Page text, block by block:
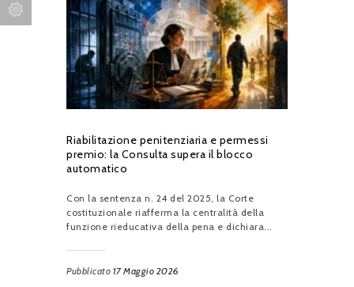
Riabilitazione penitenziaria e permessi
premio: la Consulta supera il blocco
automatico
Con la sentenza n. 24 del 2025, la Corte
costituzionale riafferma la centralità della
funzione rieducativa della pena e dichiara...
Pubblicato 17 Maggio 2026